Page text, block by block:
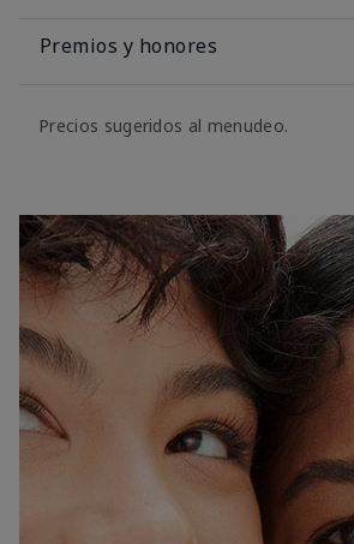
Premios y honores
Precios sugeridos al menudeo.